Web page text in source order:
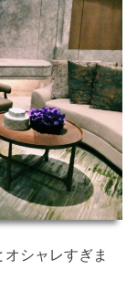
シャレすぎま